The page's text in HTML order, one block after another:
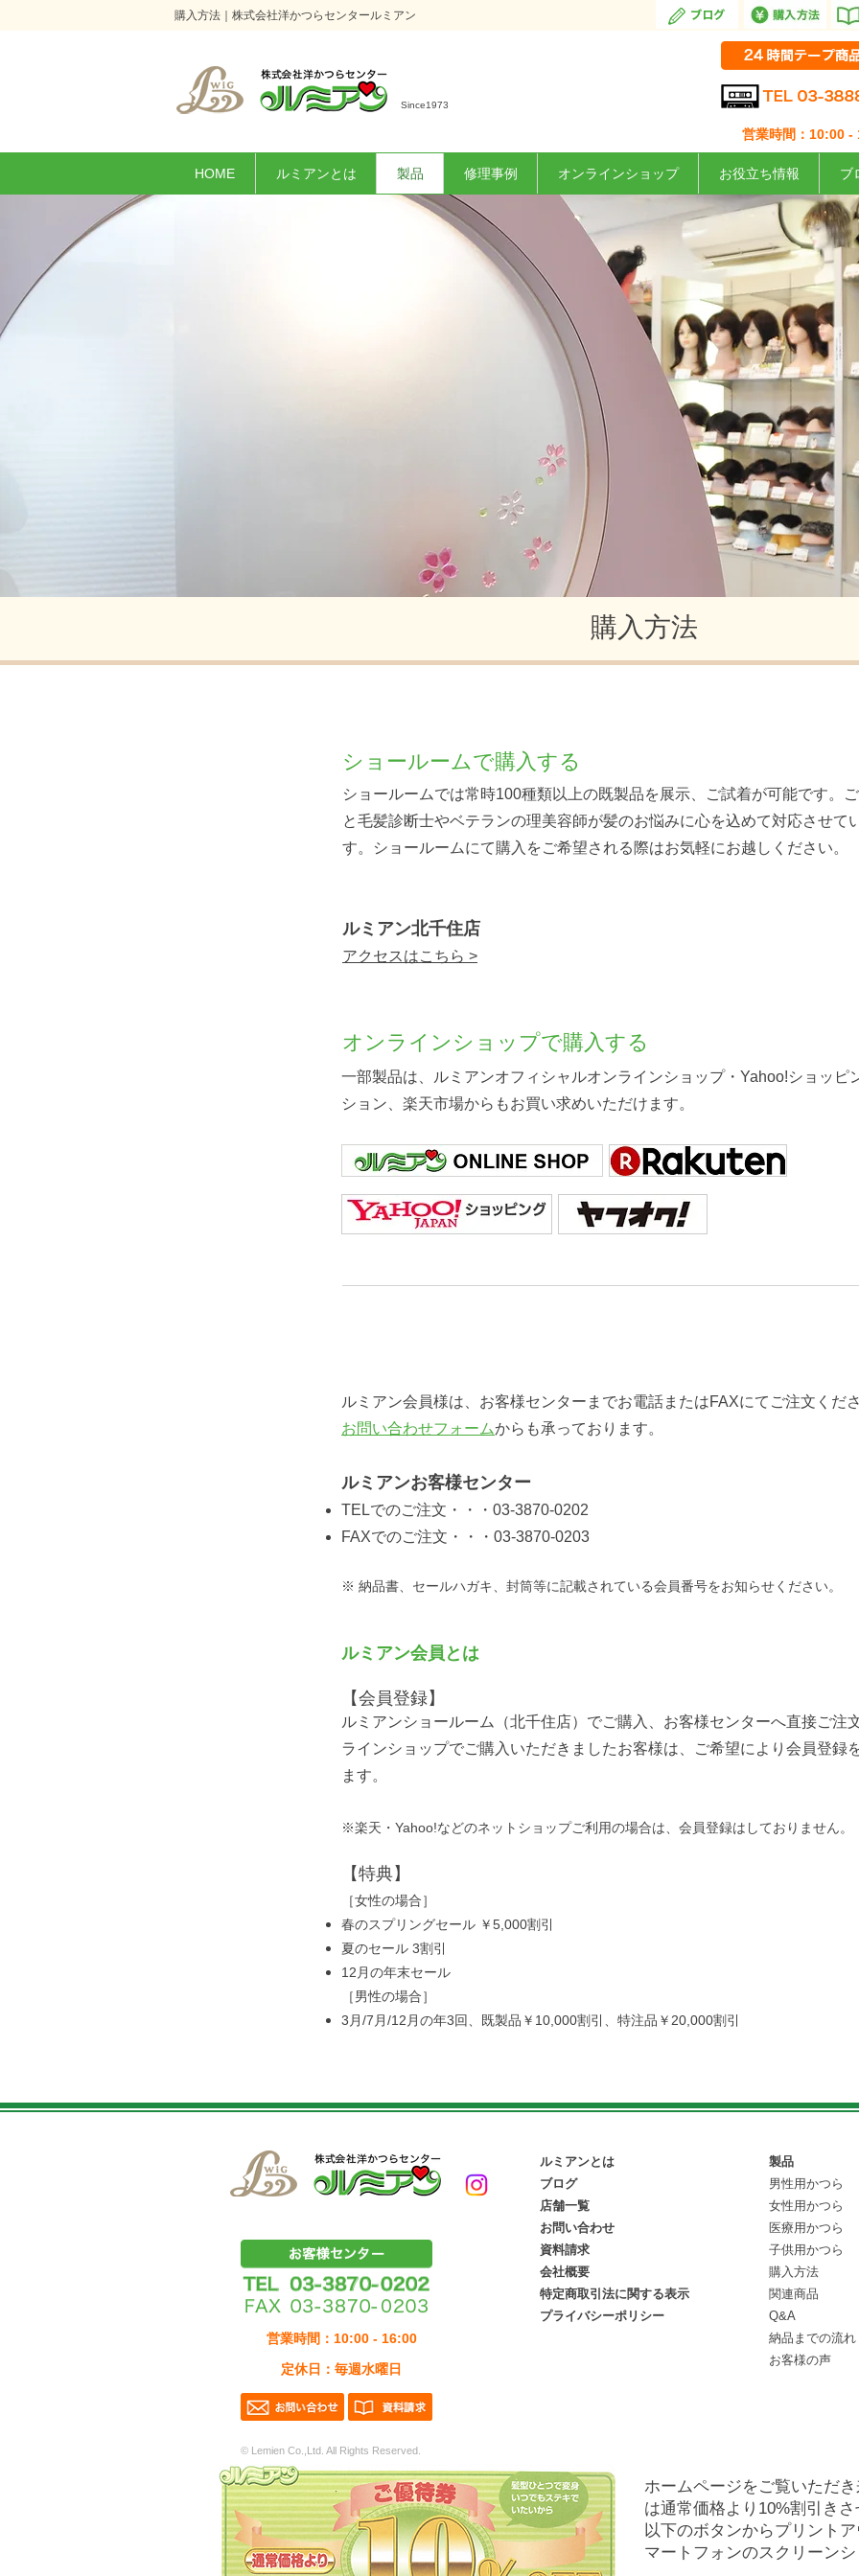
Since1973
営業時間：10:00 -
HOME ルミアンとは 製品 修理事例 オンラインショップ お役立ち情報 ブ
購入方法｜株式会社洋かつらセンタールミアン
購入方法
ショールームで購入する
ショールームでは常時100種類以上の既製品を展示、ご試着が可能です。
と毛髪診断士やベテランの理美容師が髪のお悩みに心を込めて対応させて
す。ショールームにて購入をご希望される際はお気軽にお越しください。
​ルミアン北千住店
アクセスはこちら >
オンラインショップで購入する
一部製品は、ルミアンオフィシャルオンラインショップ・Yahoo!ショッピ
ション、楽天市場からもお買い求めいただけます。
ルミアン会員様は、お客様センターまでお電話またはFAXにてご注文くだ
お問い合わせフォームからも承っております。
ルミアンお客様センター
TELでのご注文・・・03-3870-0202
FAXでのご注文・・・03-3870-0203
※ 納品書、セールハガキ、封筒等に記載されている会員番号をお知らせください。
ルミアン会員とは
【会員登録】
ルミアンショールーム（北千住店）でご購入、お客様センターへ直接ご注
ラインショップでご購入いただきましたお客様は、ご希望により会員登録
ます。
※楽天・Yahoo!などのネットショップご利用の場合は、会員登録はしておりません。
【特典】
［女性の場合］
春のスプリングセール ￥5,000割引
夏のセール 3割引
12月の年末セール
［男性の場合］
3月/7月/12月の年3回、既製品￥10,000割引、特注品￥20,000割引
営業時間：10:00 - 16:00
ルミアンとは
ブログ
店舗一覧
お問い合わせ
資料請求
会社概要
​特定商取引法に関する表示
​プライバシーポリシー
定休日：毎週水曜日
製品
男性用かつら
女性用かつら
医療用かつら
子供用かつら
購入方法
関連商品
Q&A
納品までの流れ
​お客様の声
© Lemien Co.,Ltd. All Rights Reserved.
ホームページをご覧いただ
は​通常価格より10%割引き
以下のボタンからプリント
マートフォンのスクリーン